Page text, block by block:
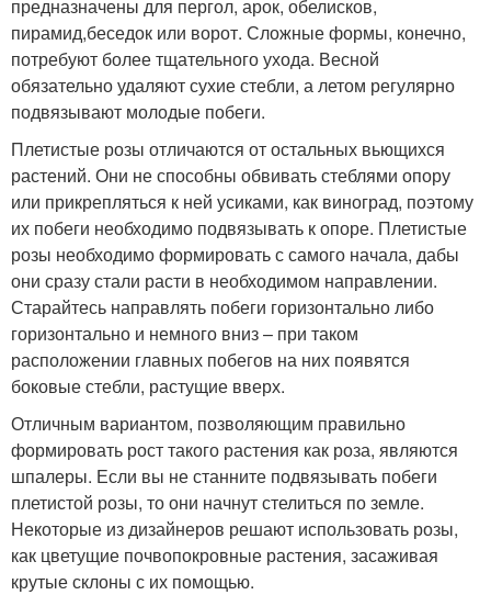
предназначены для пергол, арок, обелисков,
пирамид,беседок или ворот. Сложные формы, конечно,
потребуют более тщательного ухода. Весной
обязательно удаляют сухие стебли, а летом регулярно
подвязывают молодые побеги.
Плетистые розы отличаются от остальных вьющихся
растений. Они не способны обвивать стеблями опору
или прикрепляться к ней усиками, как виноград, поэтому
их побеги необходимо подвязывать к опоре. Плетистые
розы необходимо формировать с самого начала, дабы
они сразу стали расти в необходимом направлении.
Старайтесь направлять побеги горизонтально либо
горизонтально и немного вниз – при таком
расположении главных побегов на них появятся
боковые стебли, растущие вверх.
Отличным вариантом, позволяющим правильно
формировать рост такого растения как роза, являются
шпалеры. Если вы не станните подвязывать побеги
плетистой розы, то они начнут стелиться по земле.
Некоторые из дизайнеров решают использовать розы,
как цветущие почвопокровные растения, засаживая
крутые склоны с их помощью.